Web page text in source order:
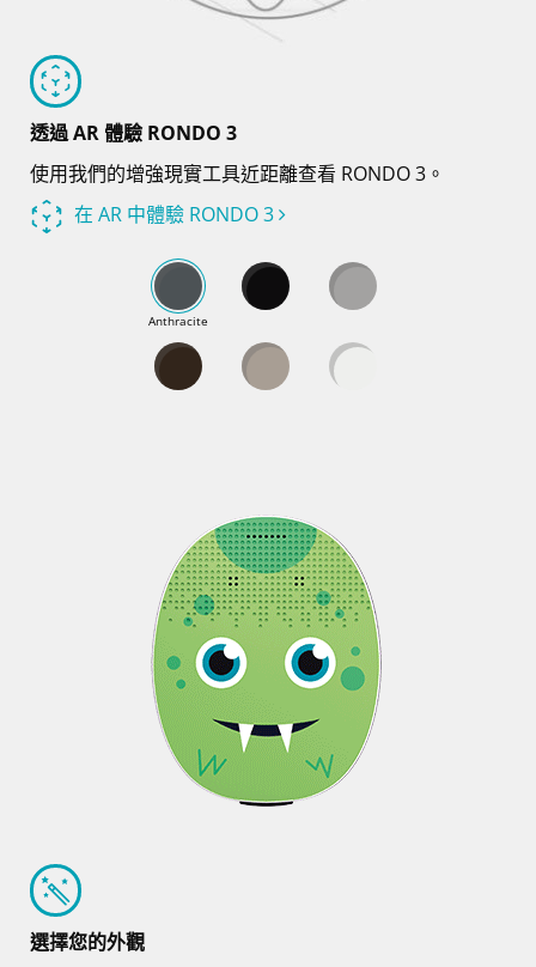
透過 AR 體驗 RONDO 3
使用我們的增強現實工具近距離查看 RONDO 3。
在 AR 中體驗 RONDO 3
Anthracite
選擇您的外觀